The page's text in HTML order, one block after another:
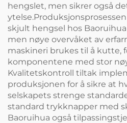
hengslet, men sikrer også
skjult hengsel hos
men nøye overvåket av
maskineri brukes til å kutte,
komponentene med stor
Kvalitetskontroll tiltak
produksjonen for å sikre at
selskapets strenge
standard trykknapper med
Baoruihua også